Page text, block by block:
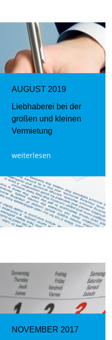
AUGUST 2019
Liebhaberei bei der
großen und kleinen
Vermietung
weiterlesen
NOVEMBER 2017